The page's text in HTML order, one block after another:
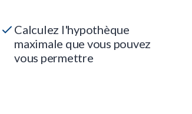
Calculez l'hypothèque
maximale que vous pouvez
vous permettre